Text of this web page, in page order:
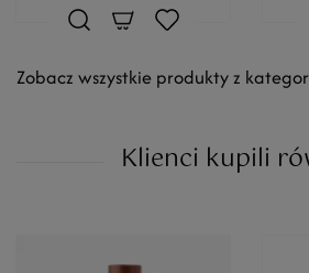
Zobacz wszystkie produkty z
Klienci kupili